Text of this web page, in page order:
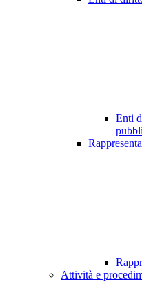
Enti
Attività e